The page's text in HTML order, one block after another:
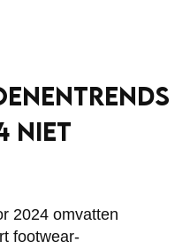
NIET
2024 omvatten
footwear-